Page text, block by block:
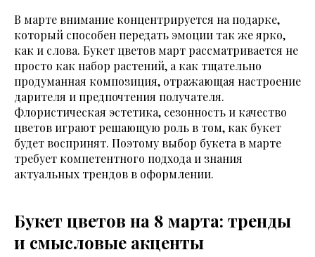
В марте внимание концентрируется на подарке,
который способен передать эмоции так же ярко,
как и слова. Букет цветов март рассматривается не
просто как набор растений, а как тщательно
продуманная композиция, отражающая настроение
дарителя и предпочтения получателя.
Флористическая эстетика, сезонность и качество
цветов играют решающую роль в том, как букет
будет воспринят. Поэтому выбор букета в марте
требует компетентного подхода и знания
актуальных трендов в оформлении.
Букет цветов на 8 марта: тренды
и смысловые акценты